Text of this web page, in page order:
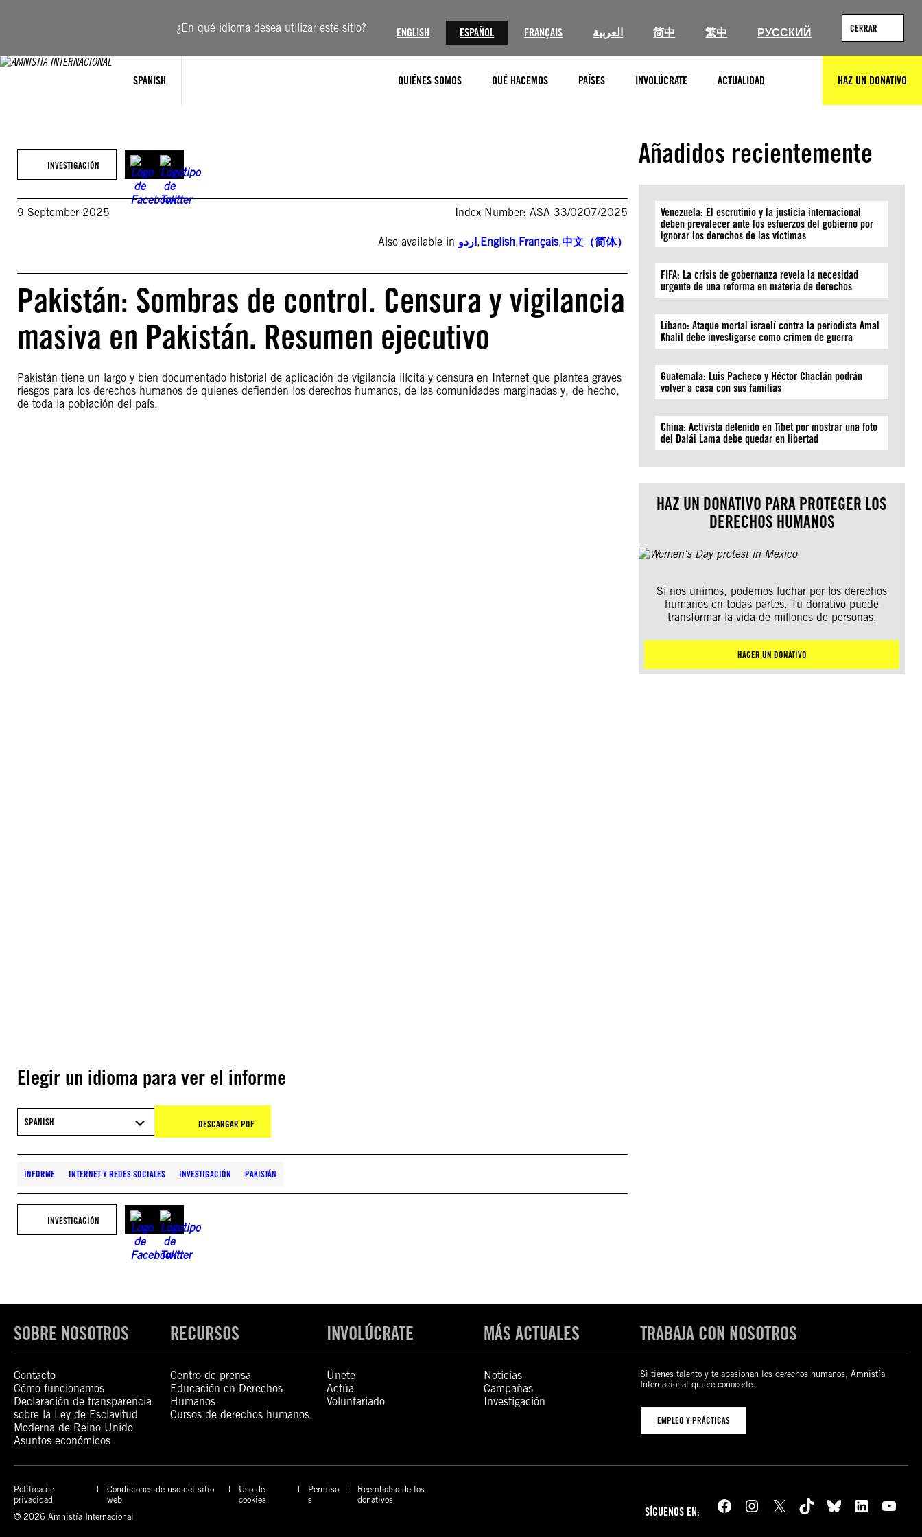
¿En qué idioma desea utilizar este sitio? ENGLISH ESPAÑOL FRANÇAIS العربية 简中 繁中 РУССКИЙ CERRAR
SPANISH QUIÉNES SOMOS QUÉ HACEMOS PAÍSES INVOLÚCRATE ACTUALIDAD HAZ UN DONATIVO
INVESTIGACIÓN
9 September 2025 Index Number: ASA 33/0207/2025
Also available in اردو,English,Français,中文（简体）
Pakistán: Sombras de control. Censura y vigilancia
masiva en Pakistán. Resumen ejecutivo
Pakistán tiene un largo y bien documentado historial de aplicación de vigilancia ilícita y censura en Internet que plantea graves
riesgos para los derechos humanos de quienes defienden los derechos humanos, de las comunidades marginadas y, de hecho,
de toda la población del país.
Elegir un idioma para ver el informe
SPANISH DESCARGAR PDF
INFORME INTERNET Y REDES SOCIALES INVESTIGACIÓN PAKISTÁN
INVESTIGACIÓN
Añadidos recientemente
Venezuela: El escrutinio y la justicia internacional
deben prevalecer ante los esfuerzos del gobierno por
ignorar los derechos de las víctimas
FIFA: La crisis de gobernanza revela la necesidad
urgente de una reforma en materia de derechos
Líbano: Ataque mortal israelí contra la periodista Amal
Khalil debe investigarse como crimen de guerra
Guatemala: Luis Pacheco y Héctor Chaclán podrán
volver a casa con sus familias
China: Activista detenido en Tíbet por mostrar una foto
del Dalái Lama debe quedar en libertad
HAZ UN DONATIVO PARA PROTEGER LOS
DERECHOS HUMANOS
Si nos unimos, podemos luchar por los derechos
humanos en todas partes. Tu donativo puede
transformar la vida de millones de personas.
HACER UN DONATIVO
SOBRE NOSOTROS
Contacto
Cómo funcionamos
Declaración de transparencia
sobre la Ley de Esclavitud
Moderna de Reino Unido
Asuntos económicos
RECURSOS
Centro de prensa
Educación en Derechos
Humanos
Cursos de derechos humanos
INVOLÚCRATE
Únete
Actúa
Voluntariado
MÁS ACTUALES
Noticias
Campañas
Investigación
TRABAJA CON NOSOTROS
Si tienes talento y te apasionan los derechos humanos, Amnistía
Internacional quiere conocerte.
EMPLEO Y PRÁCTICAS
Política de
privacidad
Condiciones de uso del sitio
web
Uso de
cookies
Permiso
s
Reembolso de los
donativos
© 2026 Amnistía Internacional
SÍGUENOS EN: Facebook Instagram X TikTok Bluesky LinkedIn YouTube